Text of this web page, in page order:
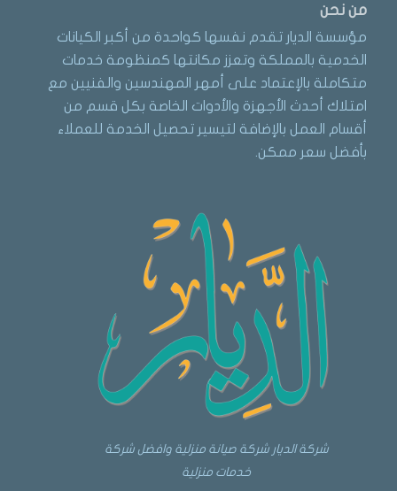
من نحن
مؤسسة الديار تقدم نفسها كواحدة من أكبر الكيانات
الخدمية بالمملكة وتعزز مكانتها كمنظومة خدمات
متكاملة بالإعتماد على أمهر المهندسين والفنيين مع
امتلاك أحدث الأجهزة والأدوات الخاصة بكل قسم من
أقسام العمل بالإضافة لتيسير تحصيل الخدمة للعملاء
بأفضل سعر ممكن.
شركة الديار شركة صيانة منزلية وافضل شركة
خدمات منزلية